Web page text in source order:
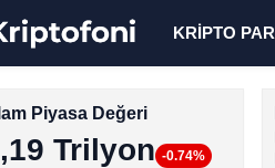
KRİPTO
Piyasa Değeri
Trilyon -0.74%